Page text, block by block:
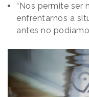
“Nos permite ser
enfrentarnos a
antes no